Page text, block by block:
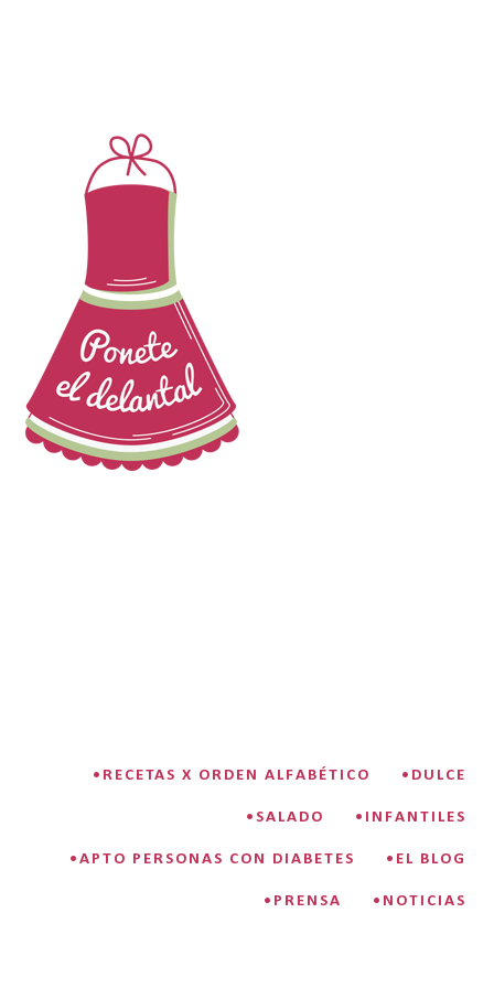
•RECETAS X ORDEN ALFABÉTICO •DULCE
•SALADO •INFANTILES
•APTO PERSONAS CON DIABETES •EL BLOG
•PRENSA •NOTICIAS